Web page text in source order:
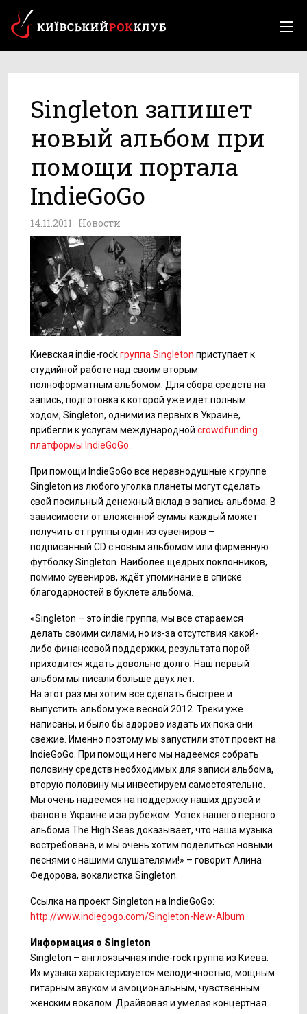
Singleton запишет
новый альбом при
помощи портала
IndieGoGo
14.11.2011 · Новости
Киевская indie-rockгруппа Singleton приступает к
студийной работе над своим вторым
полноформатным альбомом. Для сбора средств на
запись, подготовка к которой уже идёт полным
ходом, Singleton, одними из первых в Украине,
прибегли к услугам международной crowdfunding
платформы IndieGoGo
При помощи IndieGoGo все неравнодушные к группе
Singleton из любого уголка планеты могут сделать
свой посильный денежный вклад в запись альбома. В
зависимости от вложенной суммы каждый может
получить от группы один из сувениров –
подписанный CD с новым альбомом или фирменную
футболку Singleton. Наиболее щедрых поклонников,
помимо сувениров, ждёт упоминание в списке
благодарностей в буклете альбома.
«Singleton – это indie группа, мы все стараемся
делать своими силами, но из-за отсутствия какой-
либо финансовой поддержки, результата порой
приходится ждать довольно долго. Наш первый
альбом мы писали больше двух лет.
На этот раз мы хотим все сделать быстрее и
выпустить альбом уже весной 2012. Треки уже
написаны, и было бы здорово издать их пока они
свежие. Именно поэтому мы запустили этот проект на
IndieGoGo. При помощи него мы надеемся собрать
половину средств необходимых для записи альбома,
вторую половину мы инвестируем самостоятельно.
Мы очень надеемся на поддержку наших друзей и
фанов в Украине и за рубежом. Успех нашего первого
альбома The High Seas доказывает, что наша музыка
востребована, и мы очень хотим поделиться новыми
песнями с нашими слушателями!» – говорит Алина
Федорова, вокалистка Singleton.
Ссылка на проект Singleton на IndieGoGo:
http://www.indiegogo.com/Singleton-New-Album
Информация о Singleton
Singleton – англоязычная indie-rock группа из Киева.
Их музыка характеризуется мелодичностью, мощным
гитарным звуком и эмоциональным, чувственным
женским вокалом. Драйвовая и умелая концертная